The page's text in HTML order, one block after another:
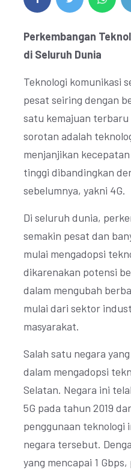
Perkembangan
di Seluruh Dunia
Teknologi komunikasi
pesat seiring dengan
satu kemajuan terbaru
sorotan adalah
menjanjikan
tinggi dibandingkan
sebelumnya, yakni 4G.
Di seluruh dunia,
semakin pesat dan
mulai mengadopsi
dikarenakan potensi
dalam mengubah
mulai dari sektor
masyarakat.
Salah satu negara
dalam mengadopsi
Selatan. Negara ini
5G pada tahun 2019
penggunaan teknologi
negara tersebut.
yang mencapai 1